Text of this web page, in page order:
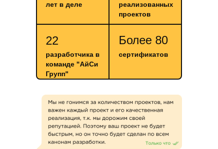
Более 80
22
лет в деле
реализованных
проектов
разработчика в
команде "АйСи
Групп"
сертификатов